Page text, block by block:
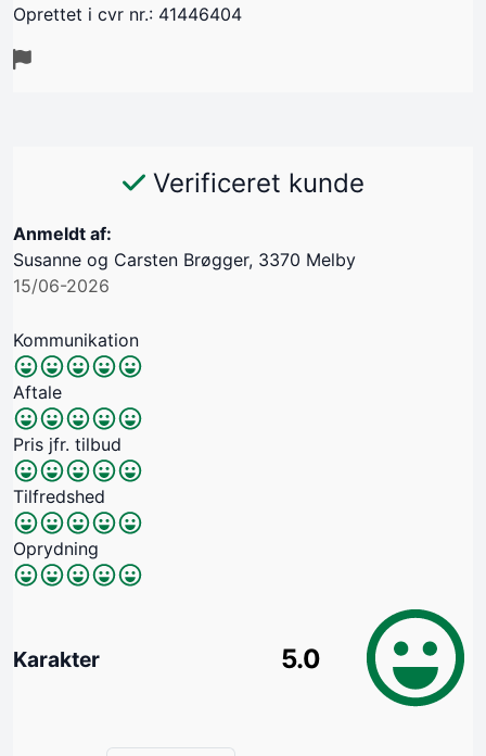
Oprettet i cvr nr.: 41446404
Verificeret kunde
Anmeldt af:
Susanne og Carsten Brøgger, 3370 Melby
15/06-2026
Kommunikation
Aftale
Pris jfr. tilbud
Tilfredshed
Oprydning
Karakter 5.0